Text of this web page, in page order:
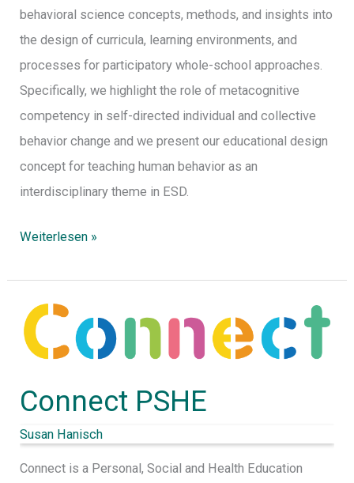
behavioral science concepts, methods, and insights into
the design of curricula, learning environments, and
processes for participatory whole-school approaches.
Specifically, we highlight the role of metacognitive
competency in self-directed individual and collective
behavior change and we present our educational design
concept for teaching human behavior as an
interdisciplinary theme in ESD.
Weiterlesen »
Connect PSHE
Susan Hanisch
Connect is a Personal, Social and Health Education
Connect
PSHE